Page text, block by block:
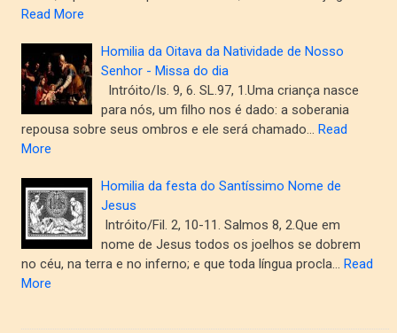
Read More
Homilia da Oitava da Natividade de Nosso
Senhor - Missa do dia
Intróito/Is. 9, 6. SL.97, 1.Uma criança nasce
para nós, um filho nos é dado: a soberania
repousa sobre seus ombros e ele será chamado… Read
More
Homilia da festa do Santíssimo Nome de
Jesus
Intróito/Fil. 2, 10-11. Salmos 8, 2.Que em
nome de Jesus todos os joelhos se dobrem
no céu, na terra e no inferno; e que toda língua procla… Read
More